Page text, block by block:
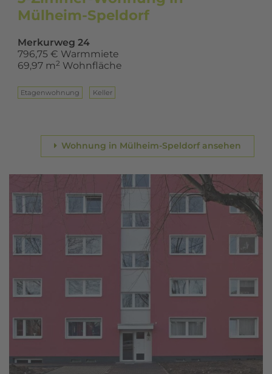
Mülheim-Speldorf
Merkurweg 24
796,75 € Warmmiete
69,97 m2 Wohnfläche
Eta­gen­woh­nung Keller
Wohnung in Mülheim-Speldorf ansehen